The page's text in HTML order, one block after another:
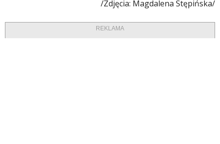
/Zdjęcia: Magdalena Stępińska/
REKLAMA